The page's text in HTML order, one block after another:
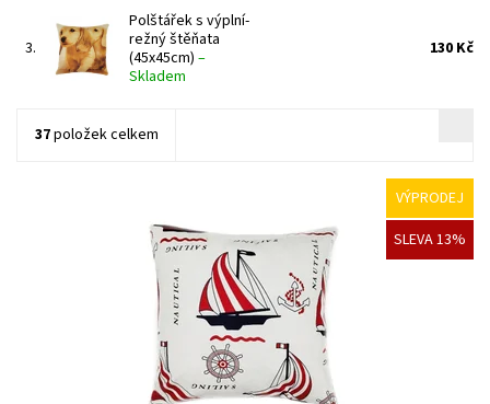
3.
Polštářek s výplní-
režný štěňata
(45x45cm) –
Skladem
130 Kč
37položek celkem
VÝPRODEJ
SLEVA 13%
Ozdobný polštář se zvířecím motivem, který Vám oživí obývací
pokoj, případně ložnici.
Skladem >5 ks
3591/70X6